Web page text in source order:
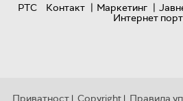
РТС
Контакт | Маркетинг |
Интернет
Приватност Copyright Правила